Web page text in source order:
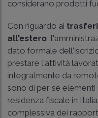
considerano prodotti
Con riguardo ai
all'estero ,
dato formale
prestare l'attività
integralmente da
sono di per sé elementi
residenza fiscale in
complessiva dei